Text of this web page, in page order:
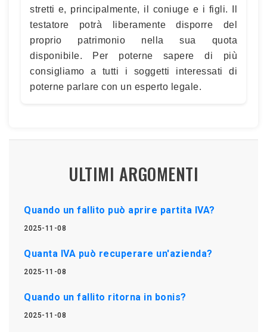
stretti e, principalmente, il coniuge e i figli. Il
testatore potrà liberamente disporre del
proprio patrimonio nella sua quota
disponibile. Per poterne sapere di più
consigliamo a tutti i soggetti interessati di
poterne parlare con un esperto legale.
ULTIMI ARGOMENTI
Quando un fallito può aprire partita IVA?
2025-11-08
Quanta IVA può recuperare un'azienda?
2025-11-08
Quando un fallito ritorna in bonis?
2025-11-08